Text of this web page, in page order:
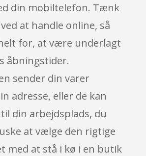
din mobiltelefon. Tænk
at handle online, så
for, at være underlagt
åbningstider.
sender din varer
adresse, eller de kan
din arbejdsplads, du
at vælge den rigtige
med at stå i kø i en butik